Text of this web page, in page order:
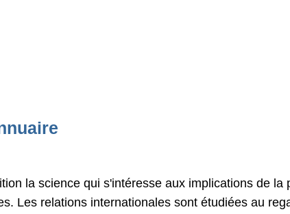
la science qui s'intéresse aux implications de
Les relations internationales sont étudiées au